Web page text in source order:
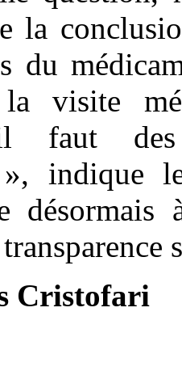
la
du
visite
il faut
»,
Cristofari